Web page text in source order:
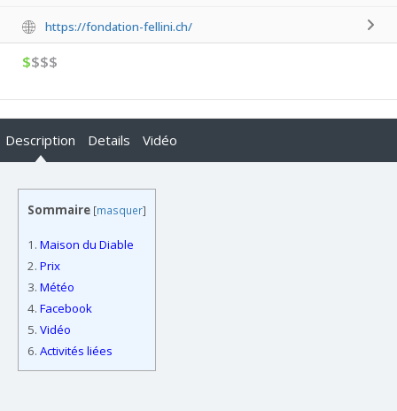
https://fondation-fellini.ch/
$$$$
Description Details Vidéo
Sommaire [masquer]
1. Maison du Diable
2. Prix
3. Météo
4. Facebook
5. Vidéo
6. Activités liées